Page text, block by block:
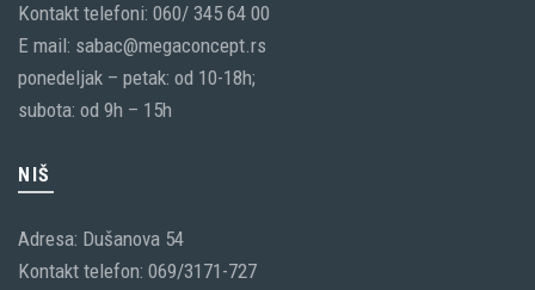
Kontakt telefoni: 060/ 345 64 00
E mail: sabac@megaconcept.rs
ponedeljak – petak: od 10-18h;
subota: od 9h – 15h
NIŠ
Adresa: Dušanova 54
Kontakt telefon: 069/3171-727